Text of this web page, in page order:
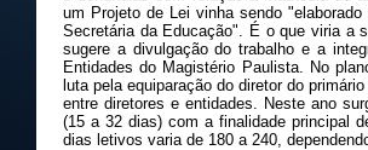
um Projeto de Lei vinha sendo
Secretária da Educação". É o que viria a
sugere a divulgação do trabalho e a
Entidades do Magistério Paulista. No
luta pela equiparação do diretor do
entre diretores e entidades. Neste ano
(15 a 32 dias) com a finalidade principal
dias letivos varia de 180 a 240,